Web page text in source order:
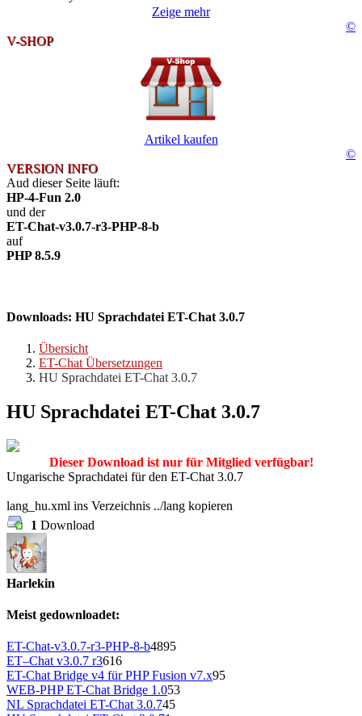
Zeige mehr
©
V-SHOP
Artikel kaufen
©
VERSION INFO
Aud dieser Seite läuft:
HP-4-Fun 2.0
und der
ET-Chat-v3.0.7-r3-PHP-8-b
auf
PHP 8.5.9
Downloads: HU Sprachdatei ET-Chat 3.0.7
Übersicht
ET-Chat Übersetzungen
HU Sprachdatei ET-Chat 3.0.7
HU Sprachdatei ET-Chat 3.0.7
Dieser Download ist nur für Mitglied verfügbar!
Ungarische Sprachdatei für den ET-Chat 3.0.7
lang_hu.xml ins Verzeichnis ../lang kopieren
1 Download
Harlekin
Meist gedownloadet:
ET-Chat-v3.0.7-r3-PHP-8-b4895
ET–Chat v3.0.7 r3616
ET-Chat Bridge v4 für PHP Fusion v7.x95
WEB-PHP ET-Chat Bridge 1.053
NL Sprachdatei ET-Chat 3.0.745